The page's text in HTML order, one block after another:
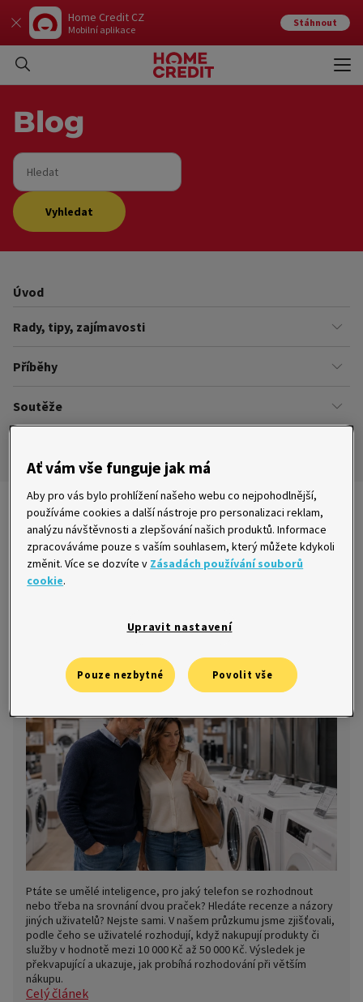
Home Credit CZ
Mobilní aplikace
Stáhnout
Blog
Hledat
Vyhledat
Úvod
Rady, tipy, zajímavosti
Finance
Příběhy
Našich zákazníků
Ze života v Home Creditu
Soutěže
Pravidla soutěží
Nejnovější články
podle recenzí, srovnávačů a umělé
15. 5. 2026
Ptáte se umělé inteligence, pro jaký telefon se rozhodnout
nebo třeba na srovnání dvou praček? Hledáte recenze a názory
jiných uživatelů? Nejste sami. V našem průzkumu jsme zjišťovali,
podle čeho se uživatelé rozhodují, když nakupují produkty či
služby v hodnotě mezi 10 000 Kč až 50 000 Kč. Výsledek je
překvapující a ukazuje, jak probíhá rozhodování při větším
nákupu.
Celý článek
Ať vám vše funguje jak má
Aby pro vás bylo prohlížení našeho webu co nejpohodlnější,
používáme cookies a další nástroje pro personalizaci reklam,
analýzu návštěvnosti a zlepšování našich produktů. Informace
zpracováváme pouze s vaším souhlasem, který můžete kdykoli
změnit. Více se dozvíte v Zásadách používání souborů
cookie.
Upravit nastavení
Pouze nezbytné Povolit vše